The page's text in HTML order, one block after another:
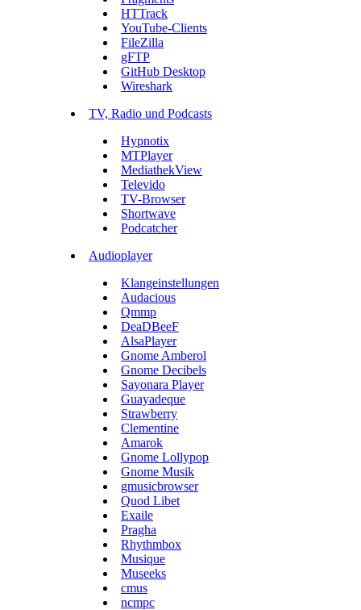
HTTrack
YouTube-Clients
FileZilla
gFTP
GitHub Desktop
Wireshark
TV, Radio und Podcasts
Hypnotix
MTPlayer
MediathekView
Televido
TV-Browser
Shortwave
Podcatcher
Audioplayer
Klangeinstellungen
Audacious
Qmmp
DeaDBeeF
AlsaPlayer
Gnome Amberol
Gnome Decibels
Sayonara Player
Guayadeque
Strawberry
Clementine
Amarok
Gnome Lollypop
Gnome Musik
gmusicbrowser
Quod Libet
Exaile
Pragha
Rhythmbox
Musique
Museeks
cmus
ncmpc